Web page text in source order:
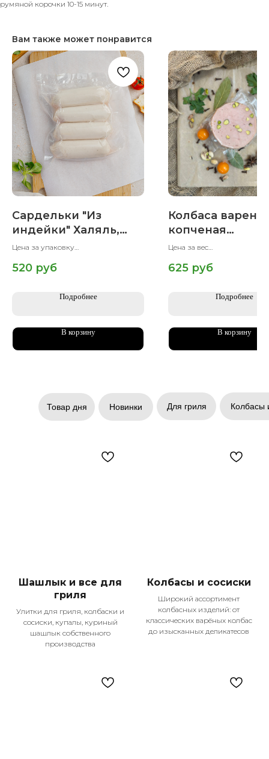
румяной корочки 10-15 минут.
Вам также может понравится
Сардельки "Из
индейки" Халяль,
Халяль, 500 гр.
Цена за упаковку
520 руб
Подробнее
В корзину
Колбаса варено-
копченая
"Оригинальная",
Цена за вес
625 руб
Подробнее
В корзину
Товар дня Новинки Для гриля Колбасы
Шашлык и все для
гриля
Улитки для гриля, колбаски и
сосиски, купалы, куриный
шашлык собственного
производства
Колбасы и сосиски
Широкий ассортимент
колбасных изделий: от
классических варёных колбас
до изысканных деликатесов